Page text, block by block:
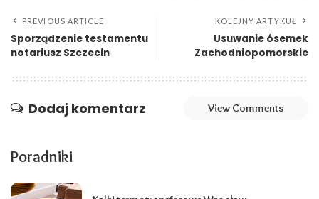
PREVIOUS ARTICLE
Sporządzenie testamentu
notariusz Szczecin
KOLEJNY ARTYKUŁ
Usuwanie ósemek
Zachodniopomorskie
Dodaj komentarz View Comments
Poradniki